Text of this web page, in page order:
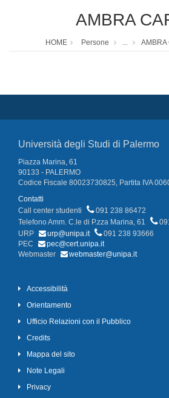
AMBRA
HOME Persone ... AMBRA
Università degli Studi di Palermo
Piazza Marina, 61
90133 - PALERMO
Codice Fiscale 80023730825, Partita IVA
Contatti
Call center studenti
091 238 86472
Telefono Amm. C.le di P.zza Marina, 61
URP
urp@unipa.it
091 238 93666
PEC
pec@cert.unipa.it
Webmaster
webmaster@unipa.it
Accessibilità
Orientamento
Ufficio Relazioni con il Pubblico
Credits
Mappa del sito
Note Legali
Privacy